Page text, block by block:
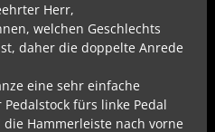
Herr,
welchen Geschlechts
daher die doppelte Anrede
eine sehr einfache
fürs linke Pedal
Hammerleiste nach vorne